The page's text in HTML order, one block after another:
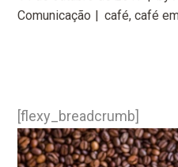
Comunicação
café, café
[flexy_breadcrumb]